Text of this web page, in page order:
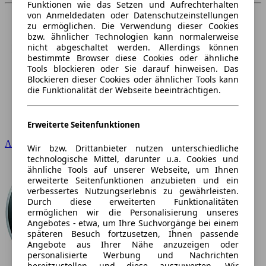
Audi
Funktionen wie das Setzen und Aufrechterhalten
von Anmeldedaten oder Datenschutzeinstellungen
zu ermöglichen. Die Verwendung dieser Cookies
bzw. ähnlicher Technologien kann normalerweise
nicht abgeschaltet werden. Allerdings können
bestimmte Browser diese Cookies oder ähnliche
Tools blockieren oder Sie darauf hinweisen. Das
Blockieren dieser Cookies oder ähnlicher Tools kann
die Funktionalität der Webseite beeinträchtigen.
Erweiterte Seitenfunktionen
Wir bzw. Drittanbieter nutzen unterschiedliche
technologische Mittel, darunter u.a. Cookies und
ähnliche Tools auf unserer Webseite, um Ihnen
erweiterte Seitenfunktionen anzubieten und ein
verbessertes Nutzungserlebnis zu gewährleisten.
Durch diese erweiterten Funktionalitäten
ermöglichen wir die Personalisierung unseres
Angebotes - etwa, um Ihre Suchvorgänge bei einem
späteren Besuch fortzusetzen, Ihnen passende
Angebote aus Ihrer Nähe anzuzeigen oder
personalisierte Werbung und Nachrichten